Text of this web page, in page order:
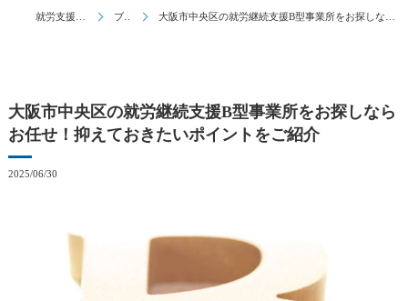
ブログ 大阪市中央区の就労継続支援B型事業所をお探しならお任せ！抑えておきたいポイントをご紹介
大阪市中央区の就労継続支援B型事業所をお探しなら
お任せ！抑えておきたいポイントをご紹介
2025/06/30